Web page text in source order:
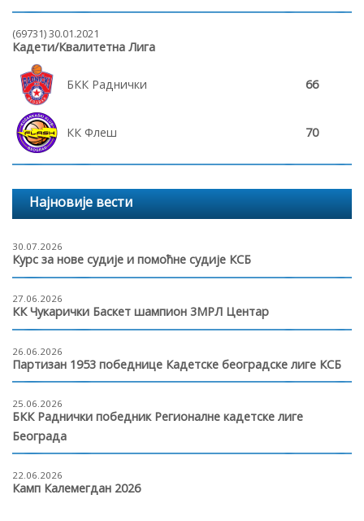
(69731) 30.01.2021
Кадети/Квалитетна Лига
БКК Раднички 66
КК Флеш 70
Најновије вести
30.07.2026
Курс за нове судије и помоћне судије КСБ
27.06.2026
КК Чукарички Баскет шампион 3МРЛ Центар
26.06.2026
Партизан 1953 победнице Кадетске београдске лиге КСБ
25.06.2026
БКК Раднички победник Регионалне кадетске лиге
Београда
22.06.2026
Камп Калемегдан 2026